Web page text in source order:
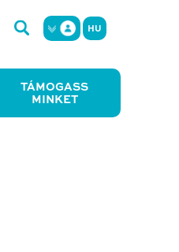
HU
TÁMOGASS
MINKET